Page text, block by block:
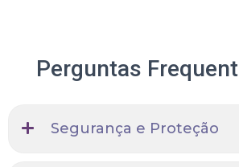
Perguntas
Segurança e Proteção